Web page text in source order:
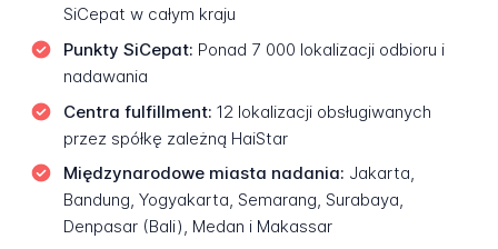
SiCepat w całym kraju
Punkty SiCepat: Ponad 7 000 lokalizacji odbioru i
nadawania
Centra fulfillment: 12 lokalizacji obsługiwanych
przez spółkę zależną HaiStar
Międzynarodowe miasta nadania: Jakarta,
Bandung, Yogyakarta, Semarang, Surabaya,
Denpasar (Bali), Medan i Makassar